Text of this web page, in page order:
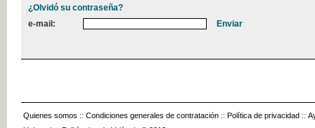
¿Olvidó su contraseña?
e-mail:
Quienes somos :: Condiciones generales de contratación :: Política de privacidad ::